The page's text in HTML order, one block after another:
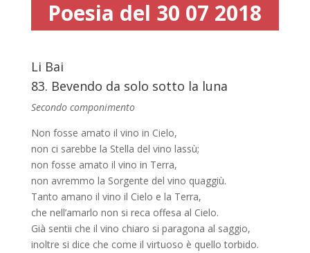
Poesia del 30 07 2018
Li Bai
83. Bevendo da solo sotto la luna
Secondo componimento
Non fosse amato il vino in Cielo,
non ci sarebbe la Stella del vino lassù;
non fosse amato il vino in Terra,
non avremmo la Sorgente del vino quaggiù.
Tanto amano il vino il Cielo e la Terra,
che nell’amarlo non si reca offesa al Cielo.
Già sentii che il vino chiaro si paragona al saggio,
inoltre si dice che come il virtuoso è quello torbido.